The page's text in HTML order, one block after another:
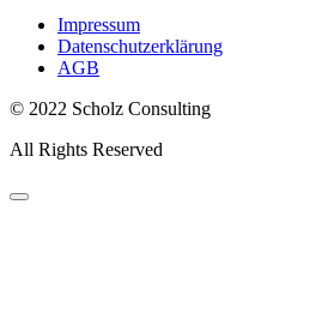
Impressum
Datenschutzerklärung
AGB
© 2022 Scholz Consulting
All Rights Reserved